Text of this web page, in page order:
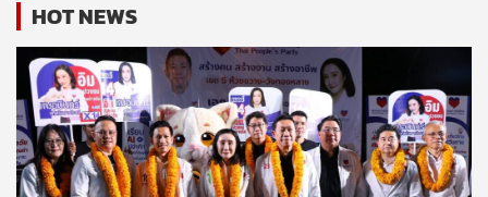
HOT NEWS